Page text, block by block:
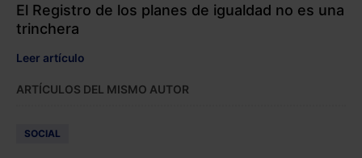
El Registro de los planes de igualdad no es una
trinchera
Leer artículo
ARTÍCULOS DEL MISMO AUTOR
SOCIAL